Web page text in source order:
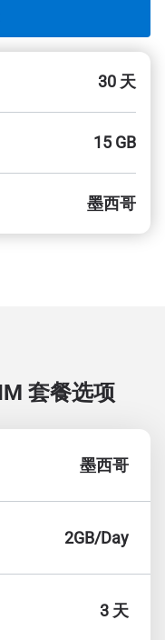
30 天
15 GB
墨西哥
套餐选项
墨西哥
2GB/Day
3 天